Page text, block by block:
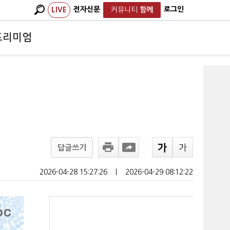
LIVE 전자신문 커뮤니티 함께 로그인
리미엄
답글쓰기
2026-04-28 15:27:26 2026-04-29 08:12:22